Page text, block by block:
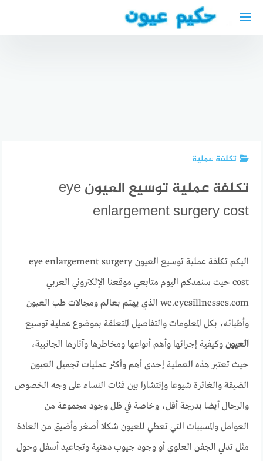
تكلفة عملية
تكلفة عملية توسيع العيون eye
enlargement surgery cost
اليكم تكلفة عملية توسيع العيون eye enlargement surgery
cost حيث سنمدكم اليوم متابعي موقعنا الإلكتروني العربي
we.eyesillnesses.com الذي يهتم بعالم ومجالات طب العيون
وأطبائه، بكل المعلومات والتفاصيل المتعلقة بموضوع عملية توسيع
العيون وكيفية إجرائها وأهم أنواعها ومخاطرها وآثارها الجانبية،
حيث تعتبر هذه العملية إحدى أهم وأكثر عمليات تجميل العيون
الضيقة والغائرة شيوعا وإنتشارا بين فئات النساء على وجه الخصوص
والرجال أيضا بدرجة أقل، وخاصة في ظل وجود مجموعة من
العوامل والمسببات التي تعطي للعيون شكلا أصغر وأضيق من العادة
مثل تدلي الجفن العلوي أو وجود جيوب دهنية وتجاعيد أسفل وحول